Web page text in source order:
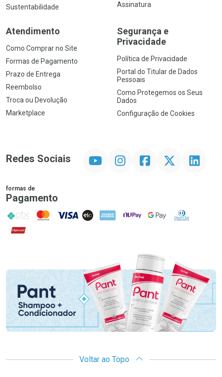
Sustentabilidade
Assinatura
Atendimento
Como Comprar no Site
Formas de Pagamento
Prazo de Entrega
Reembolso
Troca ou Devolução
Marketplace
Segurança e
Privacidade
Política de Privacidade
Portal do Titular de Dados
Pessoais
Como Protegemos os Seus
Dados
Configuração de Cookies
Redes Sociais InstagramFacebookTwitter Linkedin
formas de
Pagamento
PIX MasterCard
VISA ELO AMEX NuPay Google PayDiners Club
Hipercard
Voltar ao Topo